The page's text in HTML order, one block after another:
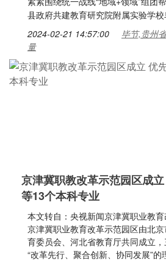
县政府共建教育研究院附属实验学
2024-02-21 14:57:00
毕节,贵州
量
京津冀职教改革示范园区成
等13个本科专业
本文转自：央视新闻京津冀职业教育
京津冀职业教育改革示范园区由北
育委员会、河北省教育厅共同成立
“改革先行、聚合创新、协同发展”